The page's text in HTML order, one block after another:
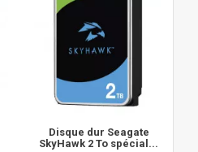
Disque dur Seagate
SkyHawk 2 To spécial...